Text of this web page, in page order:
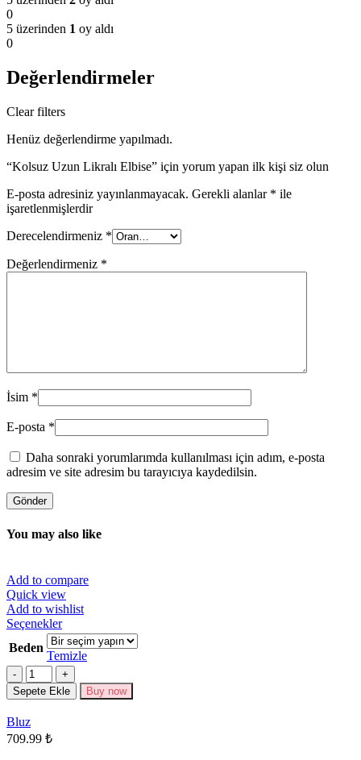
0
5 üzerinden 1 oy aldı
0
Değerlendirmeler
Clear filters
Henüz değerlendirme yapılmadı.
“Kolsuz Uzun Likralı Elbise” için yorum yapan ilk kişi siz olun
E-posta adresiniz yayınlanmayacak. Gerekli alanlar * ile
işaretlenmişlerdir
Derecelendirmeniz *
Değerlendirmeniz *
İsim *
E-posta *
Daha sonraki yorumlarımda kullanılması için adım, e-posta
adresim ve site adresim bu tarayıcıya kaydedilsin.
You may also like
Add to compare
Quick view
Add to wishlist
SeçeneklerBu
ürünün
birden
fazla
varyasyonu
var.
Beden
Temizle
Miktar
Sepete Ekle Buy now
Bluz
709.99 ₺